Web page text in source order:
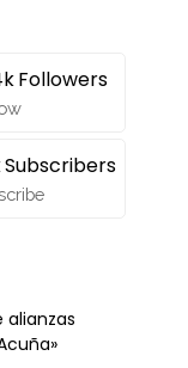
Followers
Subscribers
alianzas